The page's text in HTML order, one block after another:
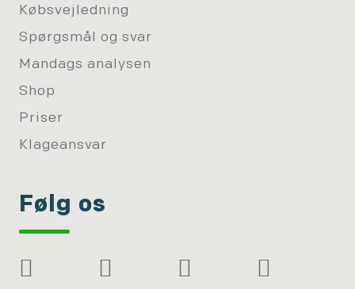
Købsvejledning
Spørgsmål og svar
Mandags analysen
Shop
Priser
Klageansvar
Følg os